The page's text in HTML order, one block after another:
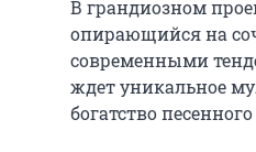
В грандиозном
опирающийся на
современными
ждет уникальное
богатство